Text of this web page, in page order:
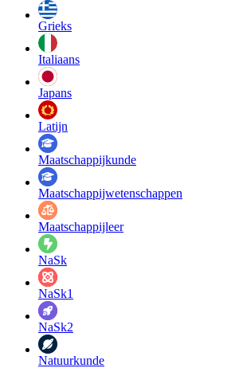
Grieks
Italiaans
Japans
Latijn
Maatschappij­kunde
Maatschappij­wetenschappen
Maatschappijleer
NaSk
NaSk1
NaSk2
Natuurkunde